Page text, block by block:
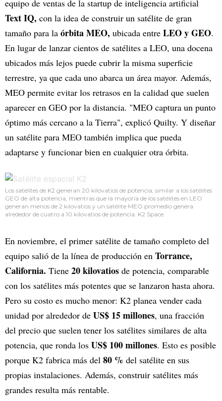
equipo de ventas de la startup de inteligencia artificial
Text IQ, con la idea de construir un satélite de gran
tamaño para la órbita MEO, ubicada entre LEO y GEO.
En lugar de lanzar cientos de satélites a LEO, una docena
ubicados más lejos puede cubrir la misma superficie
terrestre, ya que cada uno abarca un área mayor. Además,
MEO permite evitar los retrasos en la calidad que suelen
aparecer en GEO por la distancia. "MEO captura un punto
óptimo más cercano a la Tierra", explicó Quilty. Y diseñar
un satélite para MEO también implica que pueda
adaptarse y funcionar bien en cualquier otra órbita.
Los satélites de K2 generan 20 kilovatios de potencia, similar a los satélites
GEO de alta potencia, mientras que la mayoría de los satélites en LEO
generan menos de 2 kilovatios y un satélite MEO promedio genera
alrededor de cuatro a 10 kilovatios de potencia. K2 Space.
En noviembre, el primer satélite de tamaño completo del
equipo salió de la línea de producción en Torrance,
California. Tiene 20 kilovatios de potencia, comparable
con los satélites más potentes que se lanzaron hasta ahora.
Pero su costo es mucho menor: K2 planea vender cada
unidad por alrededor de US$ 15 millones, una fracción
del precio que suelen tener los satélites similares de alta
potencia, que ronda los US$ 100 millones. Esto es posible
porque K2 fabrica más del 80 % del satélite en sus
propias instalaciones. Además, construir satélites más
grandes resulta más rentable.